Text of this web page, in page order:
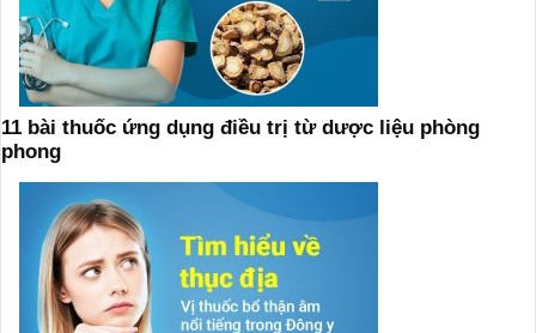
11 bài thuốc ứng dụng điều trị từ dược liệu phòng
phong